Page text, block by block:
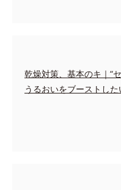
乾燥対策、基本のキ｜“
うるおいをブーストした